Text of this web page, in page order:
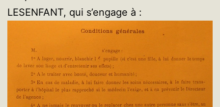
LESENFANT, qui s’engage à :